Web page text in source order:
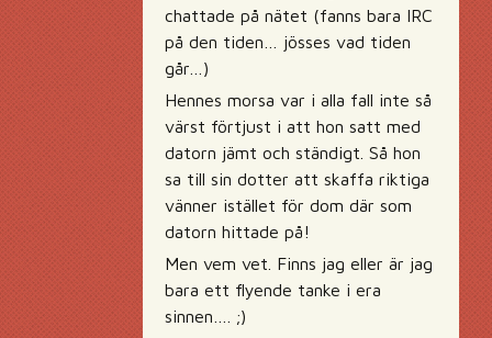
chattade på nätet (fanns bara IRC
på den tiden… jösses vad tiden
går…)
Hennes morsa var i alla fall inte så
värst förtjust i att hon satt med
datorn jämt och ständigt. Så hon
sa till sin dotter att skaffa riktiga
vänner istället för dom där som
datorn hittade på!
Men vem vet. Finns jag eller är jag
bara ett flyende tanke i era
sinnen…. ;)